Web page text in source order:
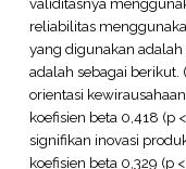
reliabilitas
yang digunakan
adalah sebagai berikut.
orientasi
koefisien beta 0,418 (p
signifikan inovasi
koefisien beta 0,329 (p